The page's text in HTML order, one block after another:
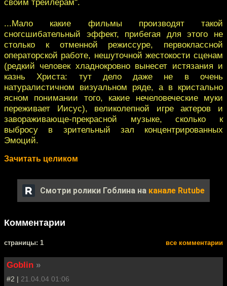
...Мало какие фильмы производят такой
сногсшибательный эффект, прибегая для этого не
столько к отменной режиссуре, первоклассной
операторской работе, нешуточной жестокости сценам
(редкий человек хладнокровно вынесет истязания и
казнь Христа: тут дело даже не в очень
натуралистичном визуальном ряде, а в кристально
ясном понимании того, какие нечеловеческие муки
переживает Иисус), великолепной игре актеров и
завораживающе-прекрасной музыке, сколько к
выбросу в зрительный зал концентрированных
Эмоций.
Зачитать целиком
Смотри ролики Гоблина на канале Rutube
Комментарии
cтраницы: 1 все комментарии
Goblin »
#2 | 21.04.04 01:06